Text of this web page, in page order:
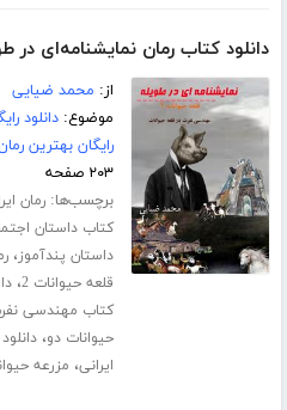
دانلود کتاب رمان نمایشنامه‌ای در
از: محمد ضیایی
موضوع:دانلود
رایگان بهترین
۲۰۳ صفحه
برچسب‌ها:رمان
کتاب داستان
داستان پندآموز،
قلعه حیوانات 2 ،
کتاب مهندسی
حیوانات دو،
ایرانی، مزرعه